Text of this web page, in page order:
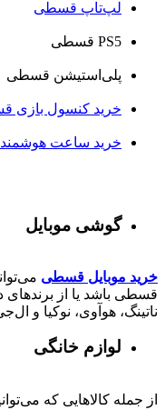
لپ‌تاپ قسطی
PS5 قسطی
پلی‌استیشن قسطی
خرید کنسول بازی
خرید ساعت
گوشی موبایل
خرید موبایل قسطی
قسطی باشد یا از
ناتینگ، هوآوی، نوکیا و
لوازم خانگی
از جمله کالاهایی که